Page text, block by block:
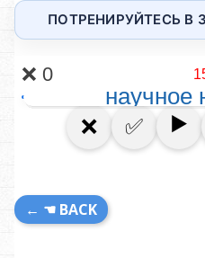
ПОТРЕНИРУЙТЕСЬ
← ☚ BACK